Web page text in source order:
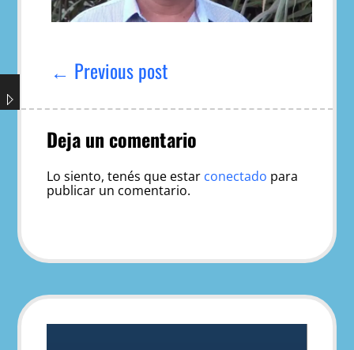
entradas
← Previous post
Deja un comentario
Lo siento, tenés que estar conectado para
publicar un comentario.